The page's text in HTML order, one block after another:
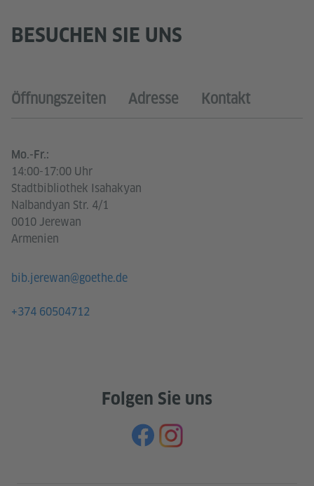
BESUCHEN SIE UNS
Öffnungszeiten Adresse Kontakt
Mo.-Fr.:
14:00-17:00 Uhr
Stadtbibliothek Isahakyan
Nalbandyan Str. 4/1
0010 Jerewan
Armenien
bib.jerewan@goethe.de
+374 60504712
Folgen Sie uns